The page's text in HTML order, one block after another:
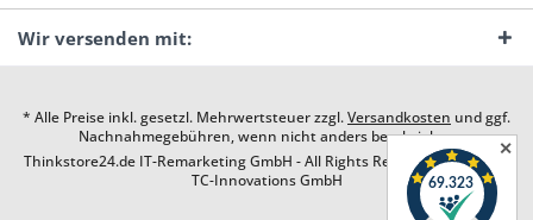
Wir versenden mit:
* Alle Preise inkl. gesetzl. Mehrwertsteuer zzgl.Versandkosten und ggf.
Nachnahmegebühren, wenn nicht anders beschrieben
Thinkstore24.de IT-Remarketing GmbH - All Rights Reserved. Design by
TC-Innovations GmbH
✕